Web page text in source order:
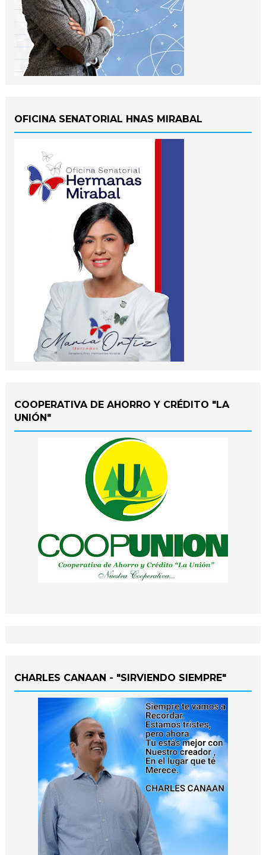
OFICINA SENATORIAL HNAS MIRABAL
COOPERATIVA DE AHORRO Y CRÉDITO "LA
UNIÓN"
CHARLES CANAAN - "SIRVIENDO SIEMPRE"